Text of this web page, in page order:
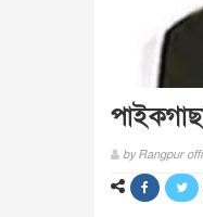
byRangpur